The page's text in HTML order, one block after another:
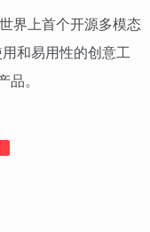
界上首个开源多模态
和易用性的创意工
。